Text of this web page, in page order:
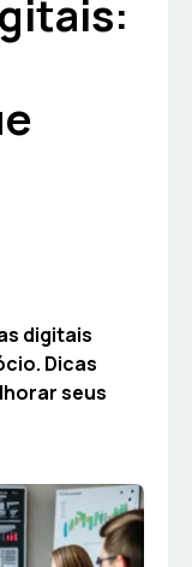
digitais
Dicas
seus